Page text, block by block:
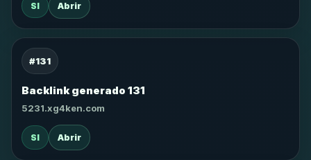
SI Abrir
#131
Backlink generado 131
5231.xg4ken.com
SI Abrir